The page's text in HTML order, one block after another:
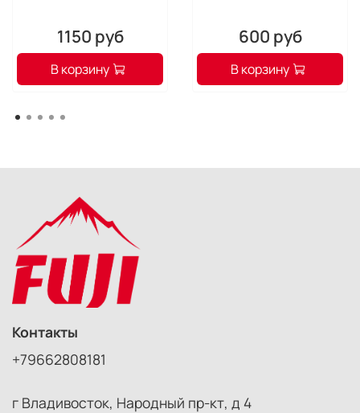
1150 руб
В корзину
600 руб
В корзину
Контакты
+79662808181
г Владивосток, Народный пр-кт, д 4